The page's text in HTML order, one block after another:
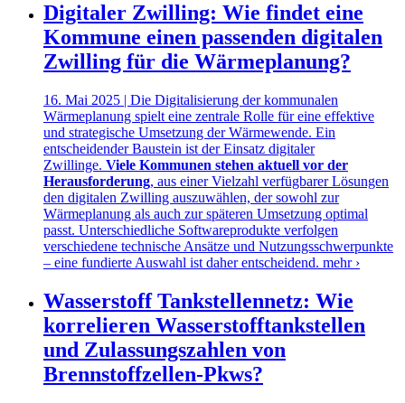
Digitaler Zwilling: Wie findet eine
Kommune einen passenden digitalen
Zwilling für die Wärmeplanung?
16. Mai 2025 | Die Digitalisierung der kommunalen
Wärmeplanung spielt eine zentrale Rolle für eine effektive
und strategische Umsetzung der Wärmewende. Ein
entscheidender Baustein ist der Einsatz digitaler
Zwillinge. Viele Kommunen stehen aktuell vor der
Herausforderung, aus einer Vielzahl verfügbarer Lösungen
den digitalen Zwilling auszuwählen, der sowohl zur
Wärmeplanung als auch zur späteren Umsetzung optimal
passt. Unterschiedliche Softwareprodukte verfolgen
verschiedene technische Ansätze und Nutzungsschwerpunkte
– eine fundierte Auswahl ist daher entscheidend. mehr ›
Wasserstoff Tankstellennetz: Wie
korrelieren Wasserstofftankstellen
und Zulassungszahlen von
Brennstoffzellen-Pkws?